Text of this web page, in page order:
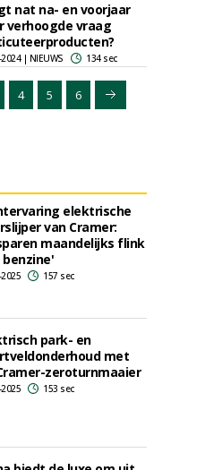
nat na- en voorjaar
verhoogde vraag
| NIEUWS 134 sec
4 5 6
elektrische
van Cramer:
maandelijks flink
benzine'
157 sec
park- en
met
zeroturnmaaier
153 sec